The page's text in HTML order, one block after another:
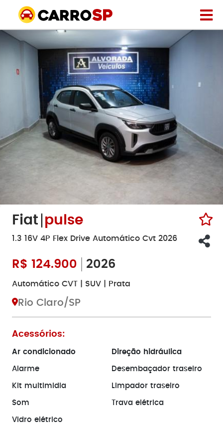
Fiat pulse
1.3 16V 4P Flex Drive Automático Cvt 2026
R$ 124.900 2026
Automático CVT | SUV | Prata
Rio Claro/SP
Acessórios:
Ar condicionado Direção hidráulica
Alarme Desembaçador traseiro
Kit multimidia Limpador traseiro
Som Trava elétrica
Vidro elétrico